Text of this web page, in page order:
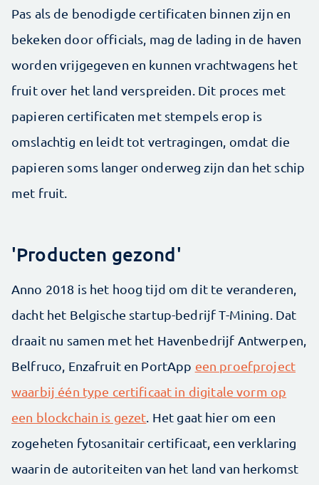
Pas als de benodigde certificaten binnen zijn en
bekeken door officials, mag de lading in de haven
worden vrijgegeven en kunnen vrachtwagens het
fruit over het land verspreiden. Dit proces met
papieren certificaten met stempels erop is
omslachtig en leidt tot vertragingen, omdat die
papieren soms langer onderweg zijn dan het schip
met fruit.
'Producten gezond'
Anno 2018 is het hoog tijd om dit te veranderen,
dacht het Belgische startup-bedrijf T-Mining. Dat
draait nu samen met het Havenbedrijf Antwerpen,
Belfruco, Enzafruit en PortApp een proefproject
waarbij één type certificaat in digitale vorm op
een blockchain is gezet . Het gaat hier om een
zogeheten fytosanitair certificaat, een verklaring
waarin de autoriteiten van het land van herkomst